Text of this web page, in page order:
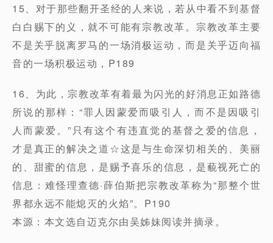
15、对于那些翻开圣经的人来说，若从中看不到基督
白白赐下的义，就不可能有宗教改革。宗教改革主要
不是关乎脱离罗马的一场消极运动，而是关乎迈向福
音的一场积极运动，P189
16、为此，宗教改革有着最为闪光的好消息正如路德
所说的那样：“罪人因蒙爱而吸引人，而不是因吸引
人而蒙爱。”只有这个有违直觉的基督之爱的信息，
才是真正的解决之道☆这是与生命深切相关的、美丽
的、甜蜜的信息，是赐予喜乐的信息，是藐视死亡的
信息：难怪理查德·薛伯斯把宗教改革称为“那整个世
界都永远不能熄灭的火焰”。P190
本源：本文选自迈克尔由吴姊妹阅读并摘录。